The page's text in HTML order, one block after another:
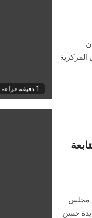
1 دقيقة قراءة
المركزية
مجلس
حسن